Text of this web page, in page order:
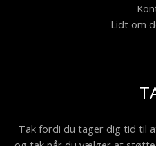
Lidt om
Tak fordi du tager dig tid til